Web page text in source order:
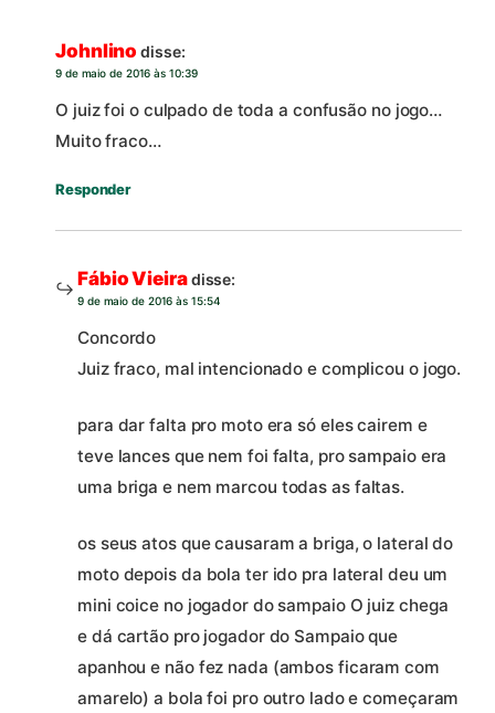
Johnlino disse:
9 de maio de 2016 às 10:39
O juiz foi o culpado de toda a confusão no jogo…
Muito fraco…
Responder
Fábio Vieiradisse:
9 de maio de 2016 às 15:54
Concordo
Juiz fraco, mal intencionado e complicou o jogo.
para dar falta pro moto era só eles cairem e
teve lances que nem foi falta, pro sampaio era
uma briga e nem marcou todas as faltas.
os seus atos que causaram a briga, o lateral do
moto depois da bola ter ido pra lateral deu um
mini coice no jogador do sampaio O juiz chega
e dá cartão pro jogador do Sampaio que
apanhou e não fez nada (ambos ficaram com
amarelo) a bola foi pro outro lado e começaram